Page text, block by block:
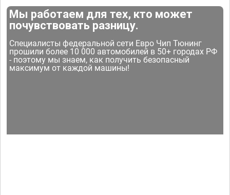
Мы работаем для тех, кто может
почувствовать разницу.
Специалисты федеральной сети Евро Чип Тюнинг
прошили более 10 000 автомобилей в 50+ городах РФ
- поэтому мы знаем, как получить безопасный
максимум от каждой машины!